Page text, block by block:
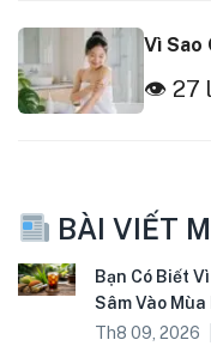
Vì Sao
👁 27
BÀI VIẾT
Bạn Có Biết
Sâm Vào Mùa
Th8 09, 2026